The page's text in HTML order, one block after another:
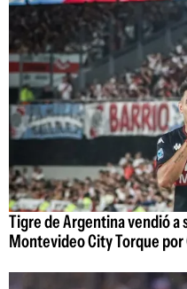
Tigre de Argentina vendió a
Montevideo City Torque por